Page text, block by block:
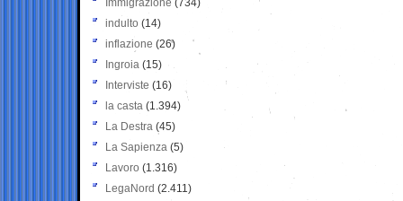
Immigrazione (734)
indulto (14)
inflazione (26)
Ingroia (15)
Interviste (16)
la casta (1.394)
La Destra (45)
La Sapienza (5)
Lavoro (1.316)
LegaNord (2.411)